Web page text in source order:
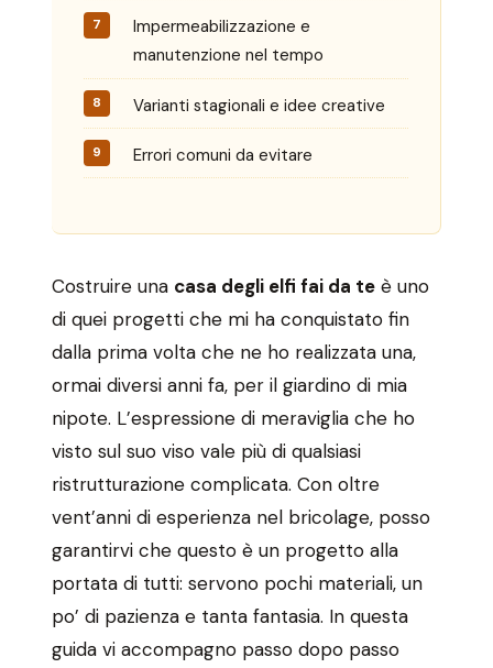
Impermeabilizzazione e
manutenzione nel tempo
Varianti stagionali e idee creative
Errori comuni da evitare
Costruire una casa degli elfi fai da te è uno
di quei progetti che mi ha conquistato fin
dalla prima volta che ne ho realizzata una,
ormai diversi anni fa, per il giardino di mia
nipote. L’espressione di meraviglia che ho
visto sul suo viso vale più di qualsiasi
ristrutturazione complicata. Con oltre
vent’anni di esperienza nel bricolage, posso
garantirvi che questo è un progetto alla
portata di tutti: servono pochi materiali, un
po’ di pazienza e tanta fantasia. In questa
guida vi accompagno passo dopo passo